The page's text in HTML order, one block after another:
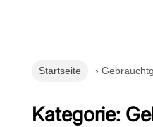
Startseite ›
Kategorie: